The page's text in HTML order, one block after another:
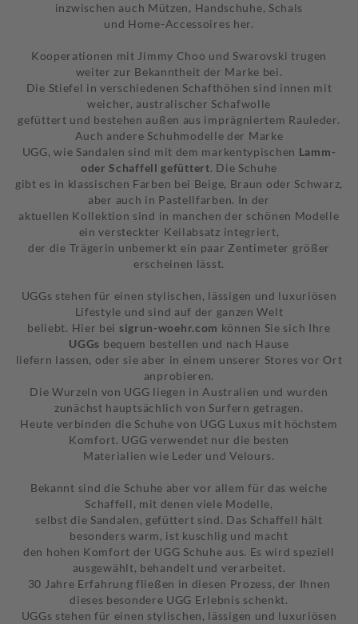
inzwischen auch Mützen, Handschuhe, Schals
und Home-Accessoires her.
Kooperationen mit Jimmy Choo und Swarovski trugen
weiter zur Bekanntheit der Marke bei.
Die Stiefel in verschiedenen Schafthöhen sind innen mit
weicher, australischer Schafwolle
gefüttert und bestehen außen aus imprägniertem Rauleder.
Auch andere Schuhmodelle der Marke
UGG, wie Sandalen sind mit dem markentypischen Lamm-
oder Schaffell gefüttert. Die Schuhe
gibt es in klassischen Farben bei Beige, Braun oder Schwarz,
aber auch in Pastellfarben. In der
aktuellen Kollektion sind in manchen der schönen Modelle
ein versteckter Keilabsatz integriert,
der die Trägerin unbemerkt ein paar Zentimeter größer
erscheinen lässt.
UGGs stehen für einen stylischen, lässigen und luxuriösen
Lifestyle und sind auf der ganzen Welt
beliebt. Hier bei sigrun-woehr.com können Sie sich Ihre
UGGs bequem bestellen und nach Hause
liefern lassen, oder sie aber in einem unserer Stores vor Ort
anprobieren.
Die Wurzeln von UGG liegen in Australien und wurden
zunächst hauptsächlich von Surfern getragen.
Heute verbinden die Schuhe von UGG Luxus mit höchstem
Komfort. UGG verwendet nur die besten
Materialien wie Leder und Velours.
Bekannt sind die Schuhe aber vor allem für das weiche
Schaffell, mit denen viele Modelle,
selbst die Sandalen, gefüttert sind. Das Schaffell hält
besonders warm, ist kuschlig und macht
den hohen Komfort der UGG Schuhe aus. Es wird speziell
ausgewählt, behandelt und verarbeitet.
30 Jahre Erfahrung fließen in diesen Prozess, der Ihnen
dieses besondere UGG Erlebnis schenkt.
UGGs stehen für einen stylischen, lässigen und luxuriösen